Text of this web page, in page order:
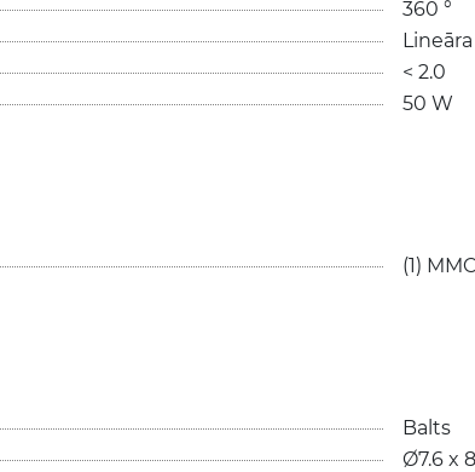
360 °
Lineāra
< 2.0
50 W
(1)
Balts
Ø7.6 x